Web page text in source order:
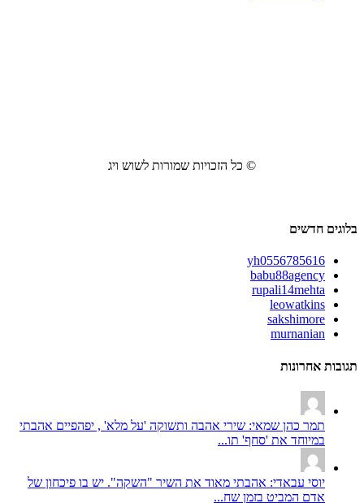
© כל הזכויות שמורות לשוש ויג
בלוגים חדשים
yh0556785616
babu88agency
rupali14mehta
leowatkins
sakshimore
murnanian
תגובות אחרונות
תמר כהן שמאי: שירי אהבה ותשוקה 'על מלא' , יפהפיים אהבתי
במיוחד את 'סחף' תו...
יוסי עבאדי: אהבתי מאוד את השיר "השקה". יש בו פיכחון של
אדם המביט בזמן שח...